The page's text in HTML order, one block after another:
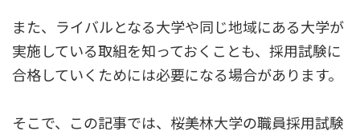
また、ライバルとなる大学や同じ地域にある大学が
実施している取組を知っておくことも、採用試験に
合格していくためには必要になる場合があります。
そこで、この記事では、桜美林大学の職員採用試験